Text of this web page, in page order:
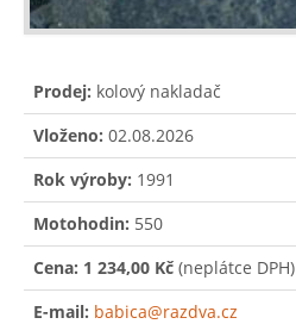
Prodej: kolový nakladač
Vloženo: 02.08.2026
Rok výroby: 1991
Motohodin: 550
Cena: 1 234,00 Kč (neplátce DPH)
E-mail: babica@razdva.cz